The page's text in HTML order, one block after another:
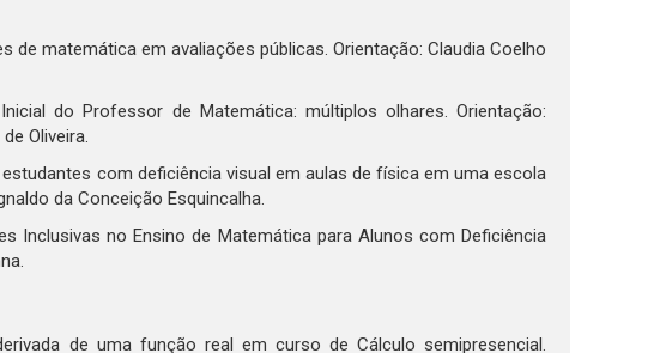
matemática em avaliações públicas. Orientação: Claudia Coelho
do Professor de Matemática: múltiplos olhares. Orientação:
Oliveira.
com deficiência visual em aulas de física em uma escola
da Conceição Esquincalha.
Inclusivas no Ensino de Matemática para Alunos com Deficiência
de uma função real em curso de Cálculo semipresencial.